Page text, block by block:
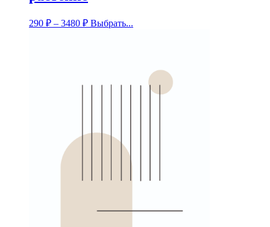
290 ₽ – 3480 ₽ Выбрать...